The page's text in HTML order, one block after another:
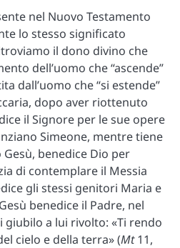
nel Nuovo Testamento
lo stesso significato
il dono divino che
dell’uomo che “ascende”
dall’uomo che “si estende”
dopo aver riottenuto
il Signore per le sue opere
Simeone, mentre tiene
benedice Dio per
di contemplare il Messia
gli stessi genitori Maria e
benedice il Padre, nel
giubilo a lui rivolto: «Ti rendo
cielo e della terra» (Mt11,